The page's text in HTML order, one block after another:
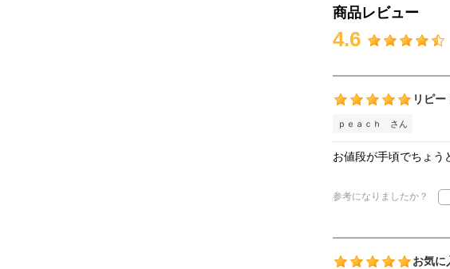
商品レビュー
4.6
リピー
ｐｅａｃｈ さん
お値段が手頃でちょう
参考になりましたか？
お気に